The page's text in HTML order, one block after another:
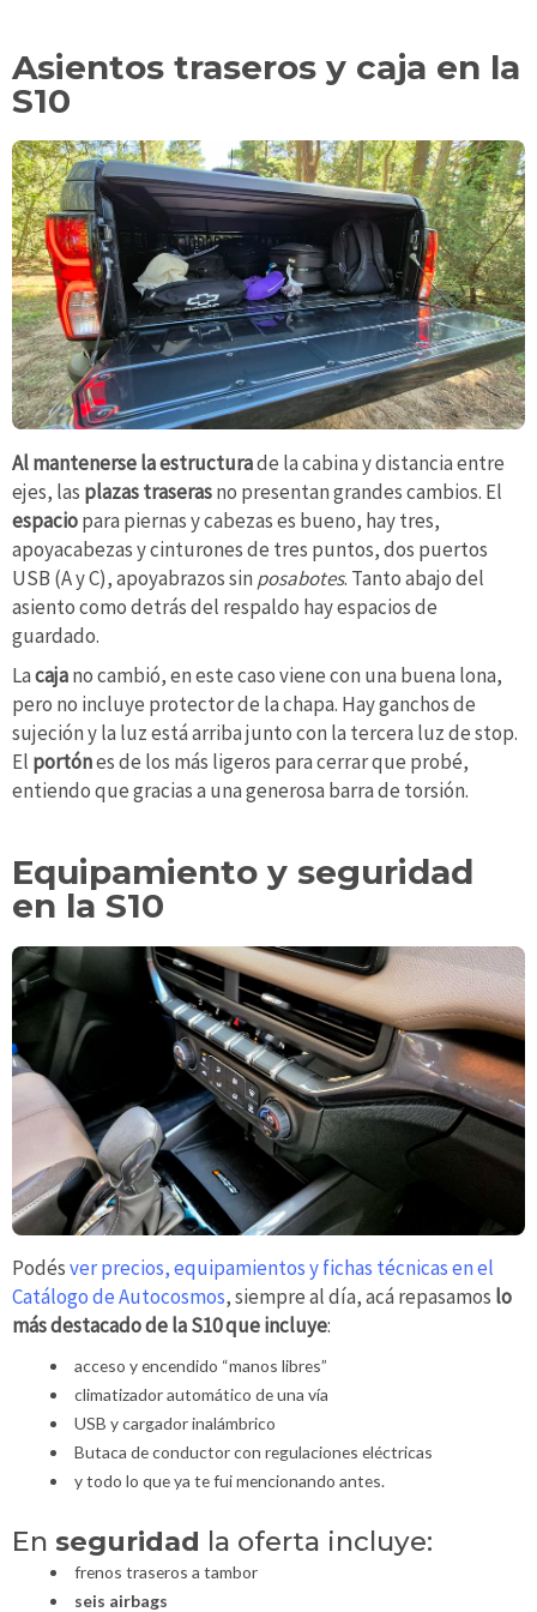
Asientos traseros y caja en la
S10
Al mantenerse la estructurade la cabina y distancia entre
ejes, las plazas traserasno presentan grandes cambios. El
espaciopara piernas y cabezas es bueno, hay tres,
apoyacabezas y cinturones de tres puntos, dos puertos
USB (A y C), apoyabrazos sin posabotes. Tanto abajo del
asiento como detrás del respaldo hay espacios de
guardado.
Lacajano cambió, en este caso viene con una buena lona,
pero no incluye protector de la chapa. Hay ganchos de
sujeción y la luz está arriba junto con la tercera luz de stop.
El portónes de los más ligeros para cerrar que probé,
entiendo que gracias a una generosa barra de torsión.
Equipamiento y seguridad
en la S10
Podésver precios, equipamientos y fichas técnicas en el
Catálogo de Autocosmos, siempre al día, acá repasamos lo
más destacado de la S10 que incluye:
acceso y encendido “manos libres”
climatizador automático de una vía
USB y cargador inalámbrico
Butaca de conductor con regulaciones eléctricas
y todo lo que ya te fui mencionando antes.
En seguridad la oferta incluye:
frenos traseros a tambor
seis airbags